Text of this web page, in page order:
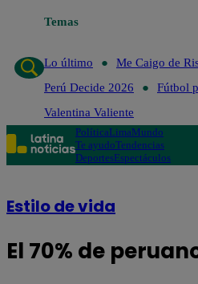
Temas
Lo último
Me Caigo de
Perú Decide 2026
Fútbol
Valentina Valiente
PolíticaLimaMundo
Te ayudoTendencias
DeportesEspectáculos
Estilo de vida
El 70% de